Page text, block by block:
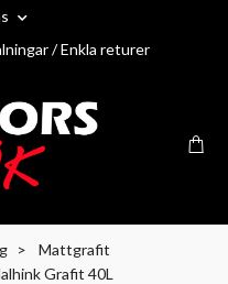
/ Enkla returer
Mattgrafit
Grafit 40L